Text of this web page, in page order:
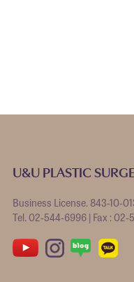
U&U PLASTIC
Business License. 843-10-
Tel. 02-544-6996 | Fax : 02-